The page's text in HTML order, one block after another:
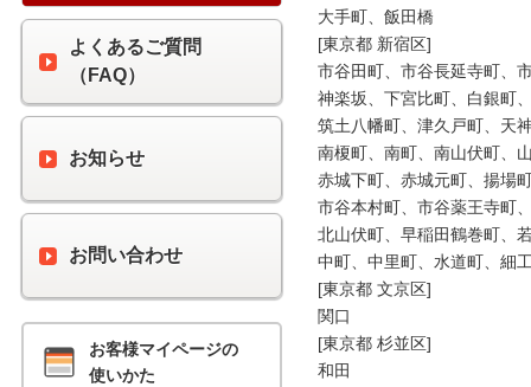
大手町、飯田橋
[東京都 新宿区]
市谷田町、市谷長延寺町、
神楽坂、下宮比町、白銀町
筑土八幡町、津久戸町、天
南榎町、南町、南山伏町、
赤城下町、赤城元町、揚場
市谷本村町、市谷薬王寺町
北山伏町、早稲田鶴巻町、
中町、中里町、水道町、細
[東京都 文京区]
関口
[東京都 杉並区]
和田
よくあるご質問
（FAQ）
お知らせ
お問い合わせ
お客様マイページの
使いかた